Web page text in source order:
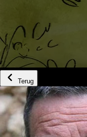
Terug